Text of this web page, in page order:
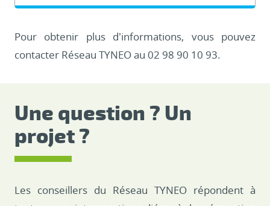
Pour obtenir plus d’informations, vous pouvez
contacter Réseau TYNEO au 02 98 90 10 93.
Une question ? Un
projet ?
Les conseillers du Réseau TYNEO répondent à